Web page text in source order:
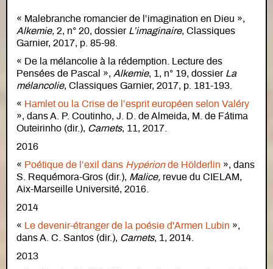
« Malebranche romancier de l’imagination en Dieu »,
Alkemie, 2, n° 20, dossier L’imaginaire, Classiques
Garnier, 2017, p. 85-98.
« De la mélancolie à la rédemption. Lecture des
Pensées de Pascal », Alkemie, 1, n° 19, dossier La
mélancolie, Classiques Garnier, 2017, p. 181-193.
« Hamlet ou la Crise de l’esprit européen selon Valéry
», dans A. P. Coutinho, J. D. de Almeida, M. de Fátima
Outeirinho (dir.), Carnets, 11, 2017.
2016
« Poétique de l’exil dans Hypérionde Hölderlin », dans
S. Requémora-Gros (dir.), Malice, revue du CIELAM,
Aix-Marseille Université, 2016.
2014
«
Le devenir-étranger de la poésie d'Armen Lubin »,
dans A. C. Santos (dir.), Carnets, 1, 2014.
2013